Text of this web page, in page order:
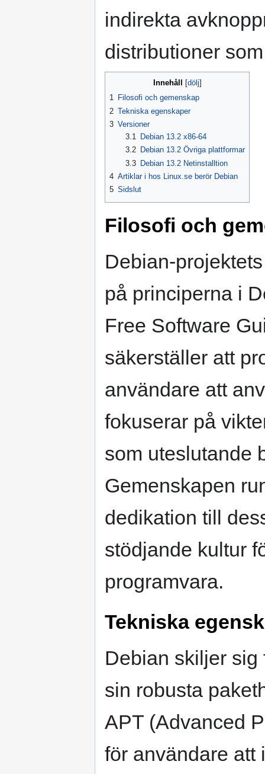
indirekta
distributioner
Innehåll
1 Filosofi och gemenskap
2 Tekniska egenskaper
3 Versioner
3.1
Debian 13.2 x86-64
3.2
Debian 13.2 Övriga plattformar
3.3 Debian 13.2 Netinstalltion
4 Artiklar i hos Linux.se berör Debian
5 Sidslut
Filosofi och
Debian-
på principerna i
Free Software
säkerställer att
användare att
fokuserar på
som uteslutande
Gemenskapen
dedikation till
stödjande kultur
programvara.
Tekniska
Debian skiljer
sin robusta
APT (Advanced
för användare att